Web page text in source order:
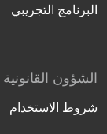
البرنامج التجريبي
الشؤون
شروط الاستخدام